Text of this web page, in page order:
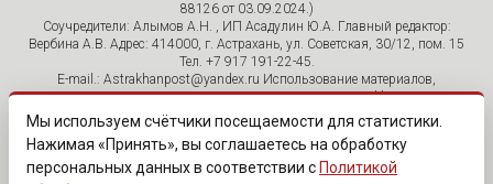
88126 от 03.09.2024.)
Соучредители: Алымов А.Н. , ИП Асадулин Ю.А. Главный редактор:
Вербина А.В. Адрес: 414000, г. Астрахань, ул. Советская, 30/12, пом. 15
Тел. +7 917 191-22-45.
E-mail.: Astrakhanpost@yandex.ru Использование материалов,
размещенных на страницах сетевого издания «Astrakhanpost»,
допускается исключительно с указанием источника и публикацией
активной гиперссылки на портал Astrakhanpost.ru. Комментарии
читателей сайта размещаются без предварительного редактирования.
Редакция оставляет за собой право удалить их с сайта или
Мы используем счётчики посещаемости для статистики.
Нажимая «Принять», вы соглашаетесь на обработку
персональных данных в соответствии с Политикой